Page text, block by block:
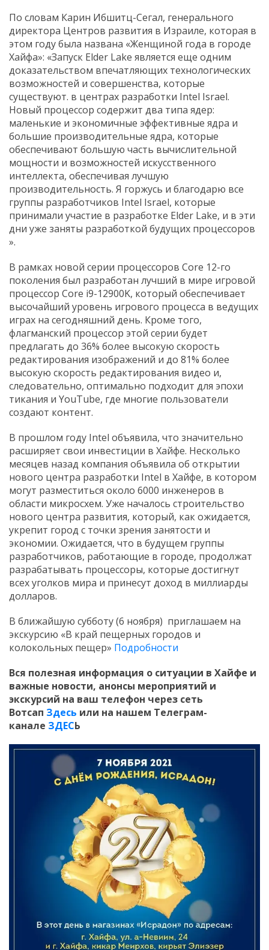
По словам Карин Ибшитц-Сегал, генерального
директора Центров развития в Израиле, которая в
этом году была названа «Женщиной года в городе
Хайфа»: «Запуск Elder Lake является еще одним
доказательством впечатляющих технологических
возможностей и совершенства, которые
существуют. в центрах разработки Intel Israel.
Новый процессор содержит два типа ядер:
маленькие и экономичные эффективные ядра и
большие производительные ядра, которые
обеспечивают большую часть вычислительной
мощности и возможностей искусственного
интеллекта, обеспечивая лучшую
производительность. Я горжусь и благодарю все
группы разработчиков Intel Israel, которые
принимали участие в разработке Elder Lake, и в эти
дни уже заняты разработкой будущих процессоров
».
В рамках новой серии процессоров Core 12-го
поколения был разработан лучший в мире игровой
процессор Core i9-12900K, который обеспечивает
высочайший уровень игрового процесса в ведущих
играх на сегодняшний день. Кроме того,
флагманский процессор этой серии будет
предлагать до 36% более высокую скорость
редактирования изображений и до 81% более
высокую скорость редактирования видео и,
следовательно, оптимально подходит для эпохи
тикания и YouTube, где многие пользователи
создают контент.
В прошлом году Intel объявила, что значительно
расширяет свои инвестиции в Хайфе. Несколько
месяцев назад компания объявила об открытии
нового центра разработки Intel в Хайфе, в котором
могут разместиться около 6000 инженеров в
области микросхем. Уже началось строительство
нового центра развития, который, как ожидается,
укрепит город с точки зрения занятости и
экономии. Ожидается, что в будущем группы
разработчиков, работающие в городе, продолжат
разрабатывать процессоры, которые достигнут
всех уголков мира и принесут доход в миллиарды
долларов.
В ближайшую субботу (6 ноября) приглашаем на
экскурсию «В край пещерных городов и
колокольных пещер» Подробности
Вся полезная информация о ситуации в Хайфе и
важные новости, анонсы мероприятий и
экскурсий на ваш телефон через сеть
Вотсап Здесь или на нашем Телеграм-
канале ЗДЕСЬ